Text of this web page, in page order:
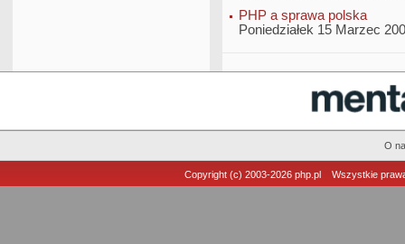
PHP a sprawa polska
Poniedziałek 15 Marzec
O
Copyright (c) 2003-2026 php.plWszystkie